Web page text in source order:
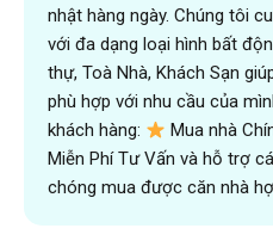
nhật hàng ngày. Chúng tôi
với đa dạng loại hình bất
thự, Toà Nhà, Khách Sạn
phù hợp với nhu cầu của
khách hàng:
Mua nhà
Miễn Phí Tư Vấn và hỗ trợ
chóng mua được căn nhà